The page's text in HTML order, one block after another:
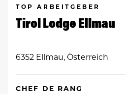
TOP ARBEITGEBER
Tirol Lodge Ellmau
6352 Ellmau, Österreich
CHEF DE RANG